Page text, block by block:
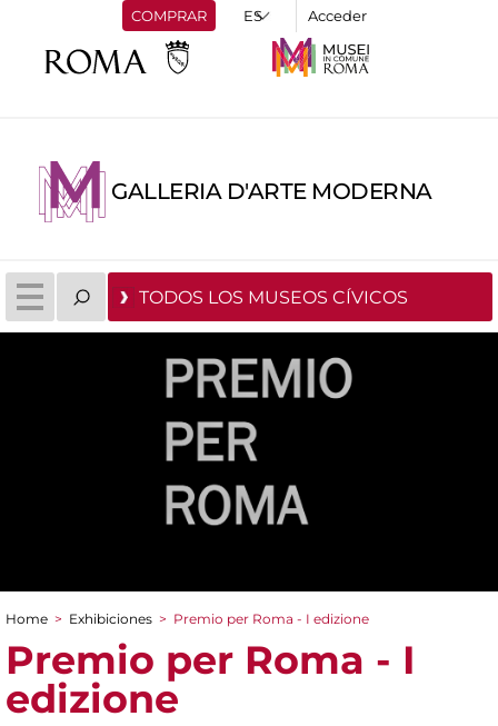
COMPRAR Acceder
GALLERIA D'ARTE MODERNA
TODOS LOS MUSEOS CÍVICOS
You are here
Home > Exhibiciones > Premio per Roma - I edizione
Premio per Roma - I
edizione